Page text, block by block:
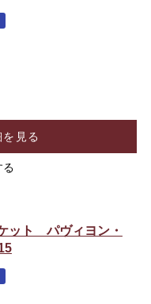
を見る
る
ット パヴィヨン・